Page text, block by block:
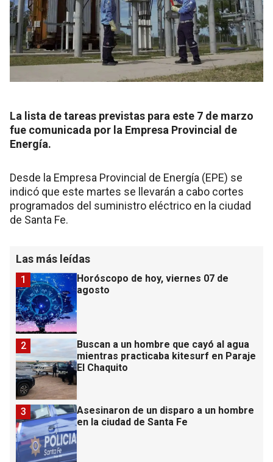
La lista de tareas previstas para este 7 de marzo
fue comunicada por la Empresa Provincial de
Energía.
Desde la Empresa Provincial de Energía (EPE) se
indicó que este martes se llevarán a cabo cortes
programados del suministro eléctrico en la ciudad
de Santa Fe.
Las más leídas
Horóscopo de hoy, viernes 07 de
agosto
1
Buscan a un hombre que cayó al agua
mientras practicaba kitesurf en Paraje
El Chaquito
2
Asesinaron de un disparo a un hombre
en la ciudad de Santa Fe
3